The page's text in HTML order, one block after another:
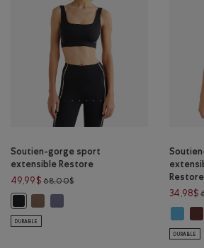
Soutien-gorge sport
extensible Restore
49,99$ 68,00$Prix réduit de 68,00$ à 49,99$
Soutien-gorge sport extensible Restore:
Soutien-gorge sport extensible Restore:
Soutien-gorge sport extensible
DURABLE
Restore
34,98$
DURABLE